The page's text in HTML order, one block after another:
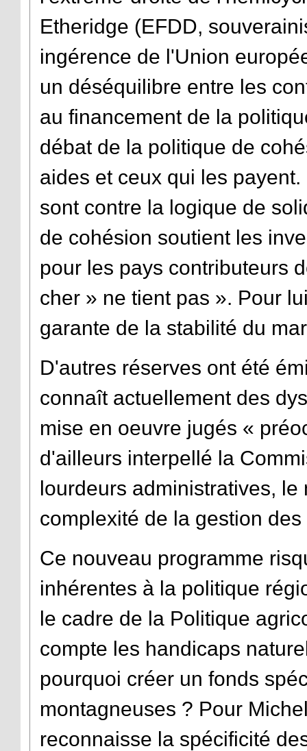
Etheridge (EFDD,
ingérence de l'Union
un déséquilibre entre les
au financement de la
débat de la politique de
aides et ceux qui les
sont contre la logique de
de cohésion soutient les
pour les pays contributeurs
cher » ne tient pas ». Pour
garante de la stabilité du
D'autres réserves ont été
connaît actuellement des
mise en oeuvre jugés «
d'ailleurs interpellé la
lourdeurs administratives,
complexité de la gestion
Ce nouveau programme
inhérentes à la politique
le cadre de la Politique
compte les handicaps
pourquoi créer un fonds
montagneuses ? Pour
reconnaisse la spécificité